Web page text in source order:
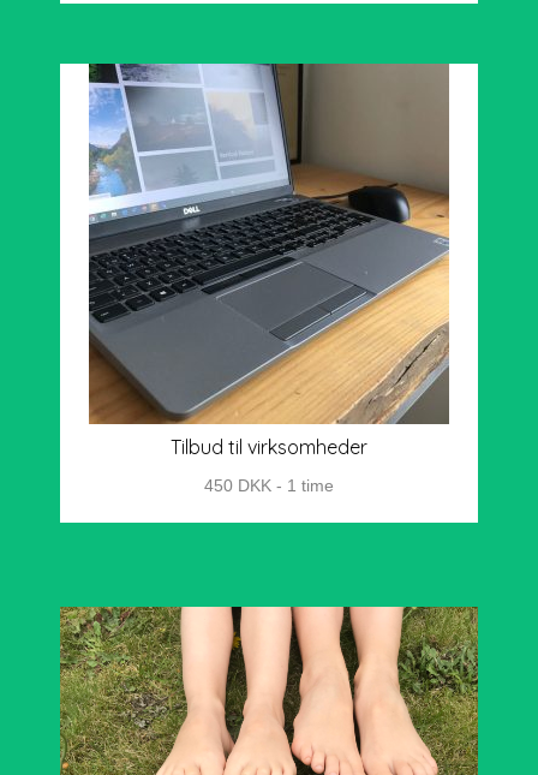
Tilbud til virksomheder
450 DKK - 1 time